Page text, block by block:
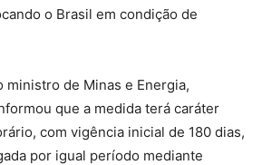
o Brasil em condição de
ministro de Minas e Energia,
que a medida terá caráter
com vigência inicial de 180 dias,
por igual período mediante